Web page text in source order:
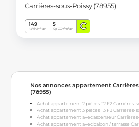
Carrières-sous-Poissy (78955)
149
kWh/m².an
5
Kg CO2/m².an C
Nos annonces appartement
(78955)
Achat appartement 2 pièces T2 F2 Carrières-
Achat appartement 3 pièces T3 F3 Carrières-
Achat appartement avec ascenseur Carrières-
Achat appartement avec balcon / terrasse